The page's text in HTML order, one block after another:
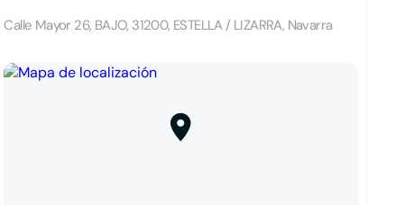
Calle Mayor 26, BAJO, 31200, ESTELLA / LIZARRA, Navarra